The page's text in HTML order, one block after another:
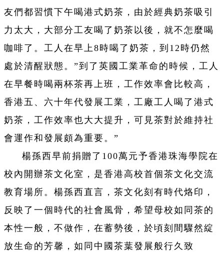
友們都習慣下午喝港式奶茶，由於經典奶茶吸引
力太大，大部分工友喝了奶茶以後，就不怎麼喝
咖啡了。工人在早上8時喝了奶茶，到12時仍然
處於清醒狀態。”到了英國工業革命的時候，工人
在早餐時喝兩杯茶再上班，工作效率會比較高，
香港五、六十年代發展工業，工廠工人喝了港式
奶茶，工作效率也大大提升，可見茶對於維持社
會運作和發展頗為重要。”
楊孫西早前捐贈了100萬元予香港珠海學院在
校內開辦茶文化室，是香港高校首個茶文化交流
教育場所。楊孫西直言，茶文化刻有時代烙印，
反映了一個時代的社會風骨，希望母校如同茶的
本性一般，不做作，在蓄勢後，於頃刻間驟然綻
放生命的芳馨，如同中國茶葉發展般行久致